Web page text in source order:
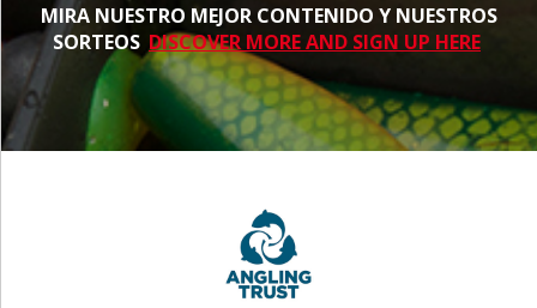
MIRA NUESTRO MEJOR CONTENIDO Y NUESTROS
SORTEOS DISCOVER MORE AND SIGN UP HERE